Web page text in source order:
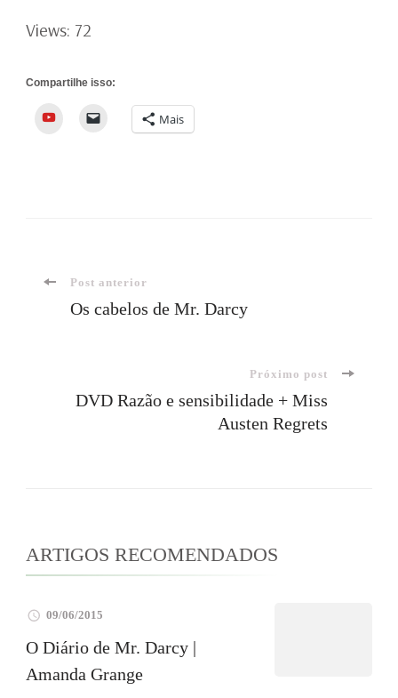
Views: 72
Compartilhe isso:
YouTube Mais
Navegação
post
Post anterior
Os cabelos de Mr. Darcy
Próximo post
DVD Razão e sensibilidade + Miss
Austen Regrets
ARTIGOS RECOMENDADOS
09/06/2015
O Diário de Mr. Darcy |
Amanda Grange